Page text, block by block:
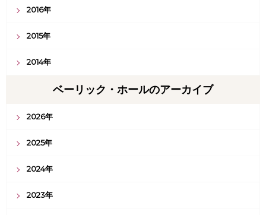
2016年
2015年
2014年
ベーリック・ホールのアーカイブ
2026年
2025年
2024年
2023年